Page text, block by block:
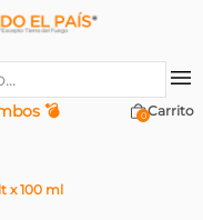
💣 0
x 100 ml